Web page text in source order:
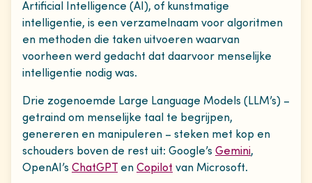
Artificial Intelligence (AI), of kunstmatige
intelligentie, is een verzamelnaam voor algoritmen
en methoden die taken uitvoeren waarvan
voorheen werd gedacht dat daarvoor menselijke
intelligentie nodig was.
Drie zogenoemde Large Language Models (LLM’s) –
getraind om menselijke taal te begrijpen,
genereren en manipuleren – steken met kop en
schouders boven de rest uit: Google’s Gemini,
OpenAI’s ChatGPT en Copilot van Microsoft.